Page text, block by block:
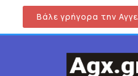
Βάλε γρήγορα την